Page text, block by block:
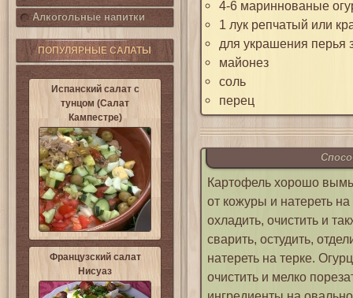
Алкогольные напитки
ПОПУЛЯРНЫЕ САЛАТЫ
Испанский салат с
тунцом (Салат
Кампестре)
Французский салат
Нисуаз
4-6 мариннованые
1 лук репчатый или
для украшения перья
майонез
соль
перец
Картофель хорошо
от кожуры и натереть
охладить, очистить и
сварить, остудить,
натереть на терке.
очистить и мелко